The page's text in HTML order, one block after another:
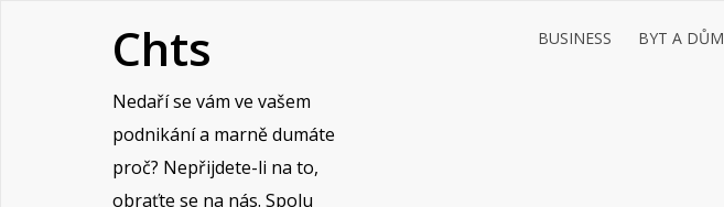
Chts
Nedaří se vám ve vašem
podnikání a marně dumáte
proč? Nepřijdete-li na to,
obraťte se na nás. Spolu
BUSINESS BYT A DŮM